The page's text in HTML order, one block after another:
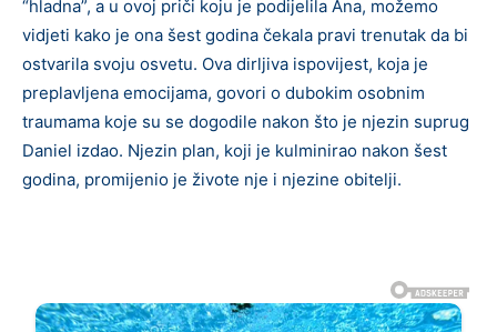
“hladna”, a u ovoj priči koju je podijelila Ana, možemo
vidjeti kako je ona šest godina čekala pravi trenutak da bi
ostvarila svoju osvetu. Ova dirljiva ispovijest, koja je
preplavljena emocijama, govori o dubokim osobnim
traumama koje su se dogodile nakon što je njezin suprug
Daniel izdao. Njezin plan, koji je kulminirao nakon šest
godina, promijenio je živote nje i njezine obitelji.